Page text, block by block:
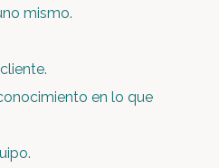
mismo.
en lo que